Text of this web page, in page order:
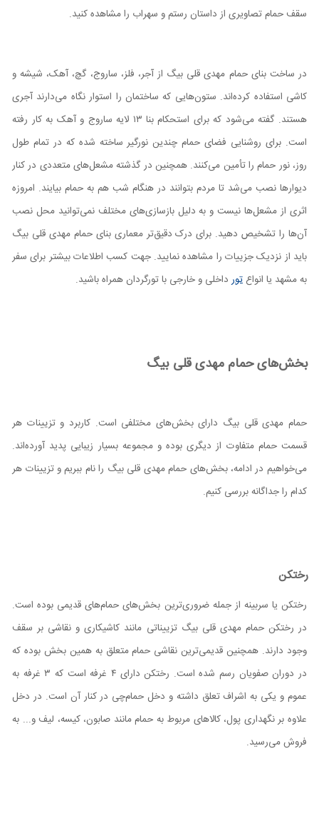
سقف حمام تصاویری از داستان رستم و سهراب را مشاهده کنید.
در ساخت بنای حمام مهدی قلی بیگ از آجر، فلز، ساروج، گچ، آهک، شیشه و
کاشی استفاده کرده‌اند. ستون‌هایی که ساختمان را استوار نگاه می‌دارند آجری
هستند. گفته می‌شود که برای استحکام بنا ۱۳ لایه ساروج و آهک به کار رفته
است. برای روشنایی فضای حمام چندین نورگیر ساخته شده که در تمام طول
روز، نور حمام را تأمین می‌کنند. همچنین در گذشته مشعل‌های متعددی در کنار
دیوار‌ها نصب می‌شد تا مردم بتوانند در هنگام شب هم به حمام بیایند. امروزه
اثری از مشعل‌ها نیست و به دلیل بازسازی‌های مختلف نمی‌توانید محل نصب
آن‌ها را تشخیص دهید. برای درک دقیق‌تر معماری بنای حمام مهدی قلی بیگ
باید از نزدیک جزییات را مشاهده نمایید. جهت کسب اطلاعات بیشتر برای سفر
به مشهد یا انواعتور داخلی و خارجی با تورگردان همراه باشید.
بخش‌های حمام مهدی قلی بیگ
حمام مهدی قلی بیگ دارای بخش‌های مختلفی است. کاربرد و تزیینات هر
قسمت حمام متفاوت از دیگری بوده و مجموعه بسیار زیبایی پدید آورده‌اند.
می‌خواهیم در ادامه، بخش‌های حمام مهدی قلی بیگ را نام ببریم و تزیینات هر
کدام را جداگانه بررسی کنیم.
رختکن
رختکن یا سربینه از جمله ضروری‌ترین بخش‌های حمام‌های قدیمی بوده است.
در رختکن حمام مهدی قلی بیگ تزییناتی مانند کاشیکاری و نقاشی بر سقف
وجود دارند. همچنین قدیمی‌ترین نقاشی حمام متعلق به همین بخش بوده که
در دوران صفویان رسم شده است. رختکن دارای ۴ غرفه است که ۳ غرفه به
عموم و یکی به اشراف تعلق داشته و دخل حمام‌چی در کنار آن است. در دخل
علاوه بر نگهداری پول، کالاهای مربوط به حمام مانند صابون، کیسه، لیف و... به
فروش می‌رسید.